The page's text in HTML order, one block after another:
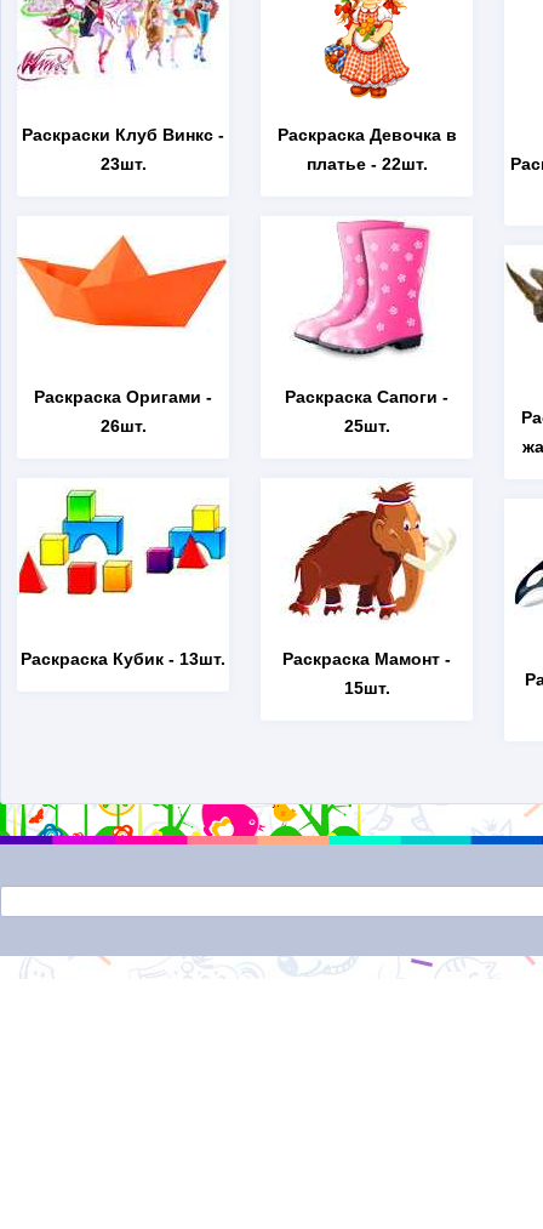
Раскраски Клуб Винкс -
23шт.
Раскраска Оригами -
26шт.
Раскраска Кубик - 13шт.
Раскраска Девочка в
платье- 22шт.
Раскраска Сапоги -
25шт.
Раскраска Мамонт -
15шт.